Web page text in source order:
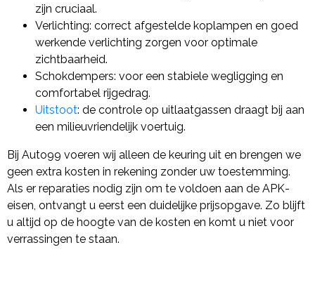
zijn cruciaal.
Verlichting: correct afgestelde koplampen en goed
werkende verlichting zorgen voor optimale
zichtbaarheid.
Schokdempers: voor een stabiele wegligging en
comfortabel rijgedrag.
Uitstoot: de controle op uitlaatgassen draagt bij aan
een milieuvriendelijk voertuig.
Bij Auto99 voeren wij alleen de keuring uit en brengen we
geen extra kosten in rekening zonder uw toestemming.
Als er reparaties nodig zijn om te voldoen aan de APK-
eisen, ontvangt u eerst een duidelijke prijsopgave. Zo blijft
u altijd op de hoogte van de kosten en komt u niet voor
verrassingen te staan.